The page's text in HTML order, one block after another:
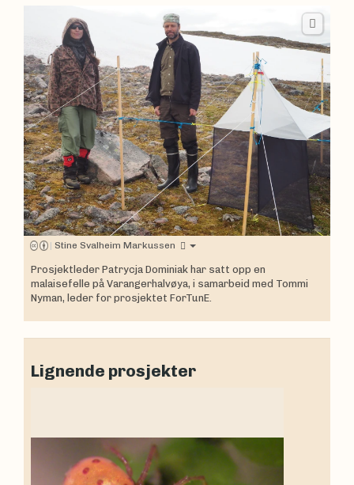
| Stine Svalheim Markussen
Prosjektleder Patrycja Dominiak har satt opp en
malaisefelle på Varangerhalvøya, i samarbeid med Tommi
Nyman, leder for prosjektet ForTunE.
Lignende prosjekter